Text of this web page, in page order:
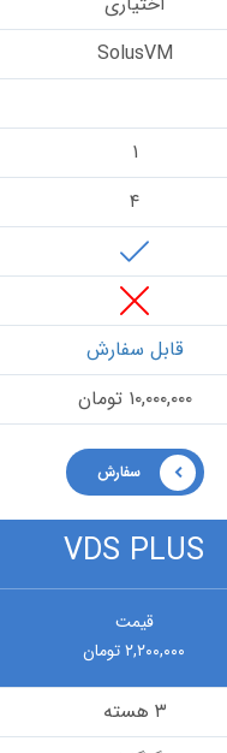
SolusVM
قابل سفارش
۱۰,۰۰۰,۰۰۰ تومان
سفارش
VDS PLUS
قیمت
۲,۲۰۰,۰۰۰ تومان